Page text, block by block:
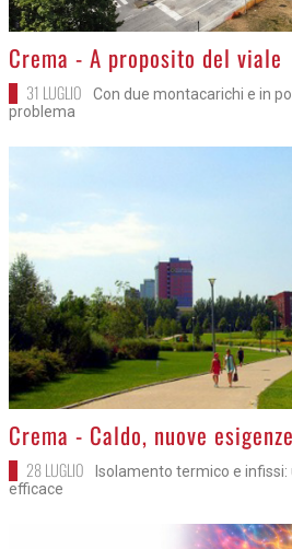
>
Crema - A proposito del viale
31 LUGLIO
Con due montacarichi e in
problema
>
Crema - Caldo, nuove
28 LUGLIO
Isolamento termico e
efficace